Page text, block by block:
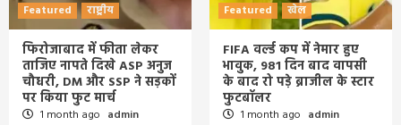
Featured राष्ट्रीय
फिरोजाबाद में फीता लेकर
ताजिए नापते दिखे ASP अनुज
चौधरी, DM और SSP ने सड़कों
पर किया फुट मार्च
1 month ago admin
Featured खेल
FIFA वर्ल्ड कप में नेमार हुए
भावुक, 981 दिन बाद वापसी
के बाद रो पड़े ब्राजील के स्टार
फुटबॉलर
1 month ago admin